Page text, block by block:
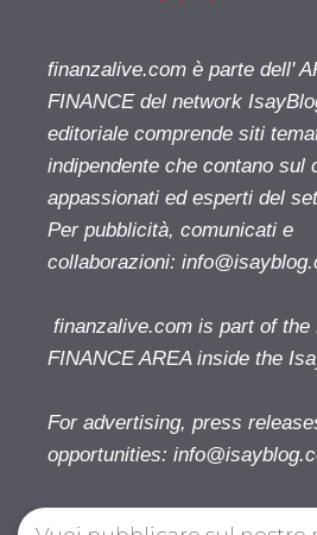
finanzalive.com è parte dell'
FINANCE del network
editoriale comprende siti
indipendente che contano sul
appassionati ed esperti del
Per pubblicità, comunicati e
collaborazioni:
finanzalive.com is part of the
FINANCE AREA inside the
For advertising, press
opportunities: